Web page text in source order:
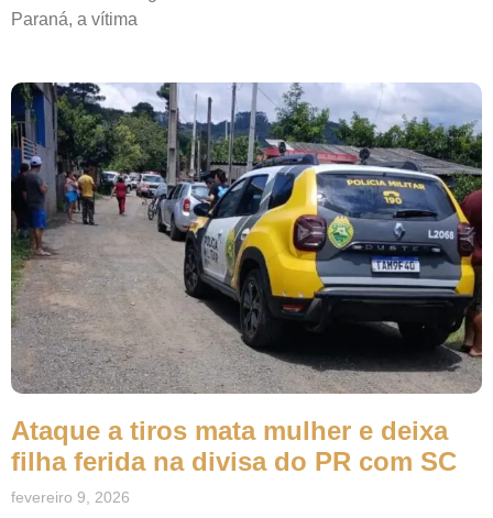
Paraná, a vítima
Ataque a tiros mata mulher e deixa
filha ferida na divisa do PR com SC
fevereiro 9, 2026